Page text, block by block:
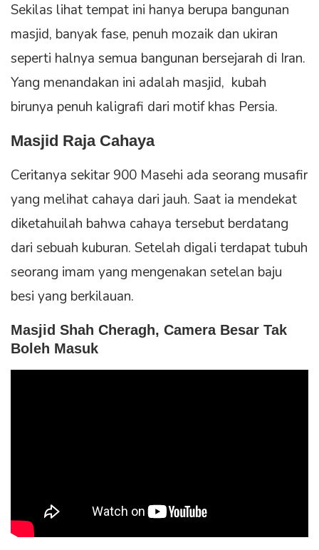
Sekilas lihat tempat ini hanya berupa bangunan
masjid, banyak fase, penuh mozaik dan ukiran
seperti halnya semua bangunan bersejarah di Iran.
Yang menandakan ini adalah masjid, kubah
birunya penuh kaligrafi dari motif khas Persia.
Masjid Raja Cahaya
Ceritanya sekitar 900 Masehi ada seorang musafir
yang melihat cahaya dari jauh. Saat ia mendekat
diketahuilah bahwa cahaya tersebut berdatang
dari sebuah kuburan. Setelah digali terdapat tubuh
seorang imam yang mengenakan setelan baju
besi yang berkilauan.
Masjid Shah Cheragh, Camera Besar Tak
Boleh Masuk